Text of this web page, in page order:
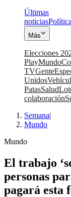
Últimas
noticiasPolítica
Más
Elecciones
PlayMundo
TVGente
Unidos
PatasSalud
colaboración
Semana|
Mundo
Mundo
El trabajo
personas
pagará esta